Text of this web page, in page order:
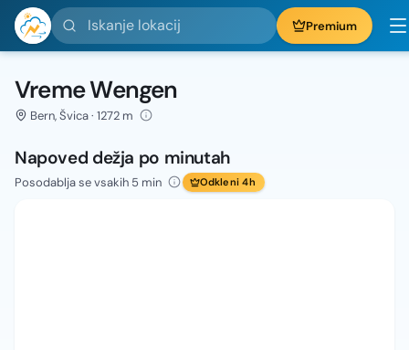
Iskanje lokacij Premium
Vreme Wengen
Bern, Švica · 1272 m
Napoved dežja po minutah
Posodablja se vsakih 5 min Odkleni 4h